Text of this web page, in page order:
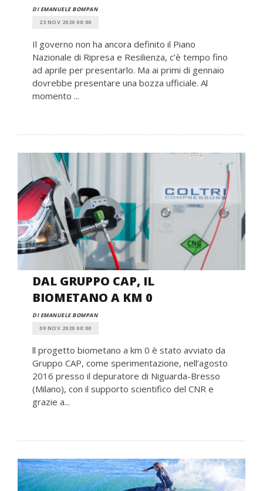
DI EMANUELE BOMPAN
23 NOV 2020 00:00
Il governo non ha ancora definito il Piano
Nazionale di Ripresa e Resilienza, c’è tempo fino
ad aprile per presentarlo. Ma ai primi di gennaio
dovrebbe presentare una bozza ufficiale. Al
momento ...
DAL GRUPPO CAP, IL
BIOMETANO A KM 0
DI EMANUELE BOMPAN
09 NOV 2020 00:00
ll progetto biometano a km 0 è stato avviato da
Gruppo CAP, come sperimentazione, nell’agosto
2016 presso il depuratore di Niguarda-Bresso
(Milano), con il supporto scientifico del CNR e
grazie a...